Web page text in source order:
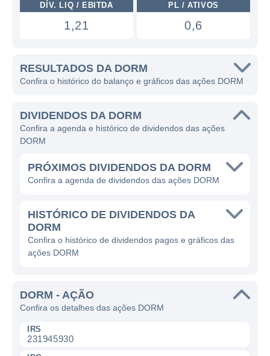
DÍV. LIQ / EBITDA
1,21
PL / ATIVOS
0,6
RESULTADOS DA DORM
Confira o histórico do balanço e gráficos das ações DORM
DIVIDENDOS DA DORM
Confira a agenda e histórico de dividendos das ações
DORM
PRÓXIMOS DIVIDENDOS DA DORM
Confira a agenda de dividendos das ações DORM
HISTÓRICO DE DIVIDENDOS DA
DORM
Confira o histórico de dividendos pagos e gráficos das
ações DORM
DORM - AÇÃO
Confira os detalhes das ações DORM
IRS
231945930